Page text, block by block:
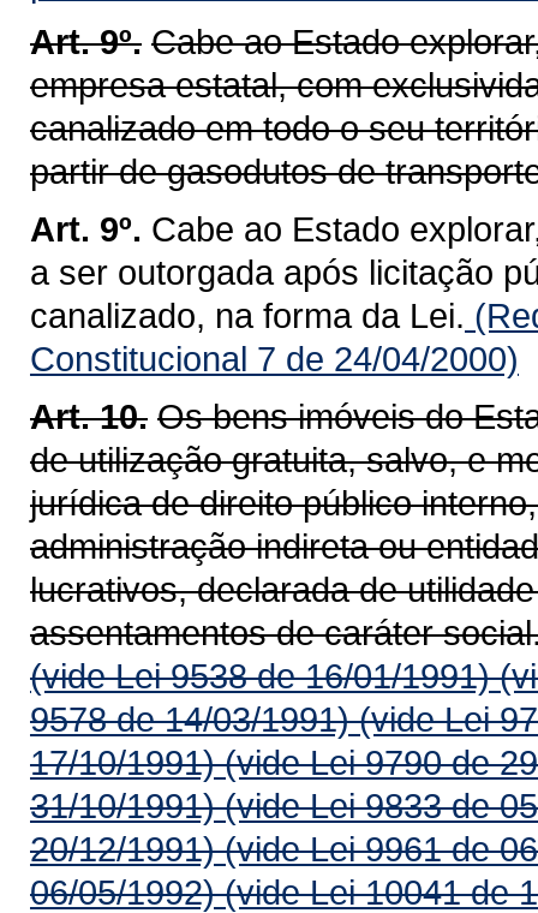
Art. 9º. Cabe ao Estado
empresa estatal, com
canalizado em todo o seu
partir de gasodutos de
Art. 9º. Cabe ao Estado
a ser outorgada após licitação
canalizado, na forma da Lei.
Constitucional 7 de 24/04/2000)
Art. 10. Os bens imóveis do
de utilização gratuita, salvo, e
jurídica de direito público
administração indireta ou
lucrativos, declarada de
assentamentos de caráter
(vide Lei 9538 de 16/01/1991)
9578 de 14/03/1991)(vide Lei
17/10/1991)(vide Lei 9790 de
31/10/1991)(vide Lei 9833 de
20/12/1991)(vide Lei 9961 de
06/05/1992)(vide Lei 10041 de